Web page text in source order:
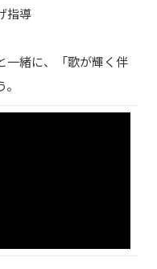
指導
一緒に、「歌が輝く伴